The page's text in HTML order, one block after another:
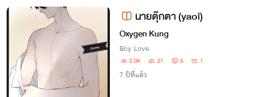
นายตุ๊กตา (yaoi)
Oxygen Kung
Boy Love
2.0K 21 6 1
7 ปีที่แล้ว